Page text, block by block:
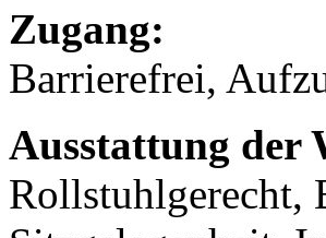
Zugang:
Barrierefrei,
Ausstattung der
Rollstuhlgerecht,